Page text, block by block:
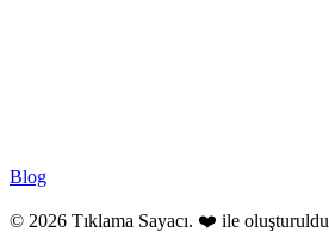
Blog
© 2026 Tıklama Sayacı. ❤️ ile oluşturuldu